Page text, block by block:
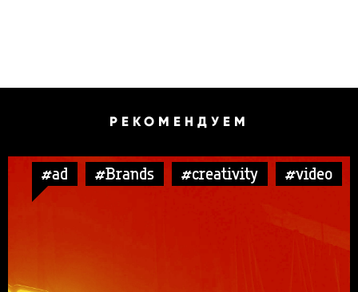
РЕКОМЕНДУЕМ
#ad #Brands #creativity #video